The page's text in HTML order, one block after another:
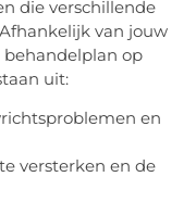
die verschillende
van jouw
op
uit:
en
versterken en de